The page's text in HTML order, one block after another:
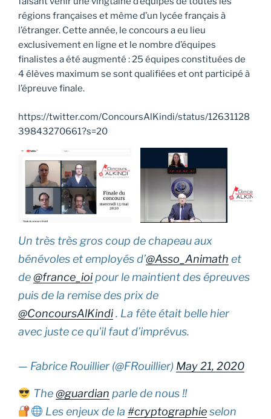
régions françaises et même d’un lycée français à
l’étranger. Cette année, le concours a eu lieu
exclusivement en ligne et le nombre d’équipes
finalistes a été augmenté : 25 équipes constituées de
4 élèves maximum se sont qualifiées et ont participé à
l’épreuve finale.
https://twitter.com/ConcoursAlKindi/status/12631128
39843270661?s=20
Un très très gros coup de chapeau aux
bénévoles et employés d’@Asso_Animath et
de@france_ioipour le maintient des épreuves
puis de la remise des prix de
@ConcoursAlKindi. La fête était belle hier
avec juste ce qu'il faut d’imprévus.
— Fabrice Rouillier (@FRouillier) May 21, 2020
The@guardian parle de nous !!
Les enjeux de la #cryptographieselon